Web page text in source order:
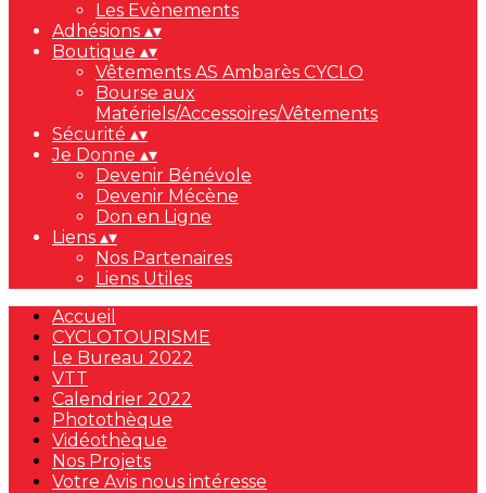
Les Evènements
Adhésions ▴▾
Boutique ▴▾
Vêtements AS Ambarès CYCLO
Bourse aux
Matériels/Accessoires/Vêtements
Sécurité ▴▾
Je Donne ▴▾
Devenir Bénévole
Devenir Mécène
Don en Ligne
Liens ▴▾
Nos Partenaires
Liens Utiles
Accueil
CYCLOTOURISME
Le Bureau 2022
VTT
Calendrier 2022
Photothèque
Vidéothèque
Nos Projets
Votre Avis nous intéresse